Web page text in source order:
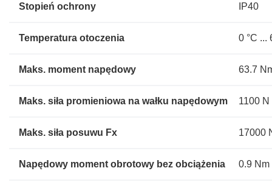
Stopień ochrony IP40
Temperatura otoczenia 0 °C ...
Maks. moment napędowy 63.7
Maks. siła promieniowa na wałku napędowym 1100 N
Maks. siła posuwu Fx 17000
Napędowy moment obrotowy bez obciążenia 0.9 Nm